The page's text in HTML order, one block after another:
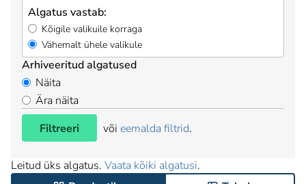
Algatus vastab:
Kõigile valikuile korraga
Vähemalt ühele valikule
Arhiveeritud algatused
Näita
Ära näita
Filtreeri
või eemalda filtrid.
Leitud üks algatus. Vaata kõiki algatusi.